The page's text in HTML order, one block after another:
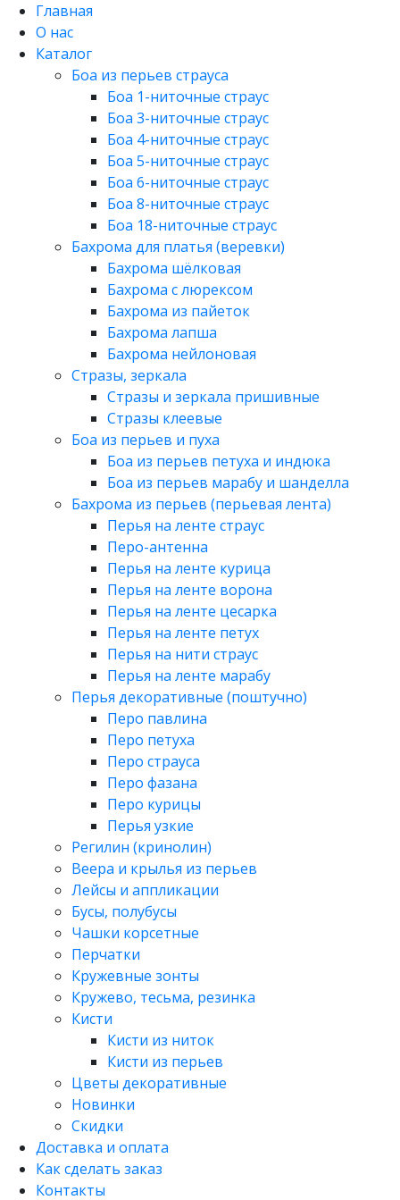
Главная
О нас
Каталог
Боа из перьев страуса
Боа 1-ниточные страус
Боа 3-ниточные страус
Боа 4-ниточные страус
Боа 5-ниточные страус
Боа 6-ниточные страус
Боа 8-ниточные страус
Боа 18-ниточные страус
Бахрома для платья (веревки)
Бахрома шёлковая
Бахрома с люрексом
Бахрома из пайеток
Бахрома лапша
Бахрома нейлоновая
Стразы, зеркала
Стразы и зеркала пришивные
Стразы клеевые
Боа из перьев и пуха
Боа из перьев петуха и индюка
Боа из перьев марабу и шанделла
Бахрома из перьев (перьевая лента)
Перья на ленте страус
Перо-антенна
Перья на ленте курица
Перья на ленте ворона
Перья на ленте цесарка
Перья на ленте петух
Перья на нити страус
Перья на ленте марабу
Перья декоративные (поштучно)
Перо павлина
Перо петуха
Перо страуса
Перо фазана
Перо курицы
Перья узкие
Регилин (кринолин)
Веера и крылья из перьев
Лейсы и аппликации
Бусы, полубусы
Чашки корсетные
Перчатки
Кружевные зонты
Кружево, тесьма, резинка
Кисти
Кисти из ниток
Кисти из перьев
Цветы декоративные
Новинки
Скидки
Доставка и оплата
Как сделать заказ
Контакты